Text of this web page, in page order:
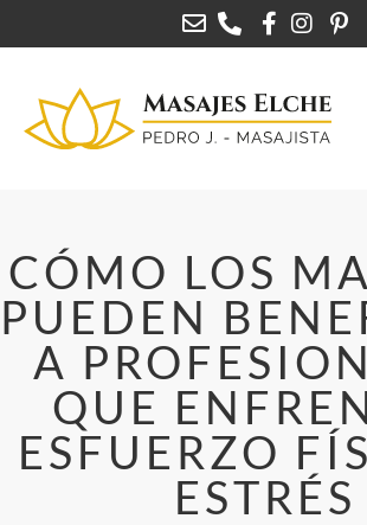
CÓMO LOS
PUEDEN
A
QUE
ESFUERZO
ESTRÉS